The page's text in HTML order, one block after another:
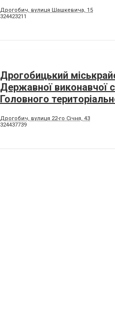
Дрогобич, вулиця Шашкевича, 15
324423211
Дрогобицький
Державної виконавчої
Головного
Дрогобич, вулиця 22-го Січня, 43
324437739